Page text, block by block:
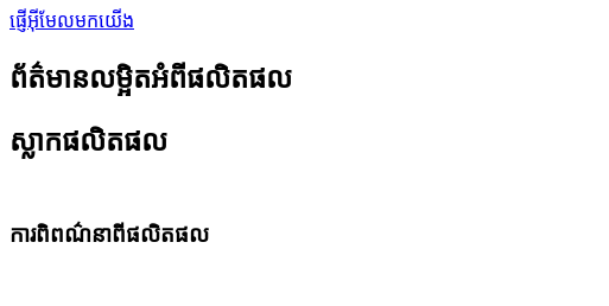
ផ្ញើអ៊ីមែលមកយើង
ព័ត៌មានលម្អិតអំពីផលិតផល
ស្លាកផលិតផល
ការ​ពិពណ៌នា​ពី​ផលិតផល